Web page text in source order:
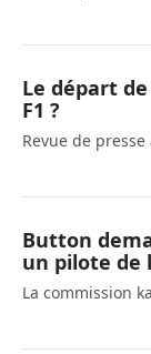
Le départ de
F1 ?
Revue de
Button
un pilote de
La commission